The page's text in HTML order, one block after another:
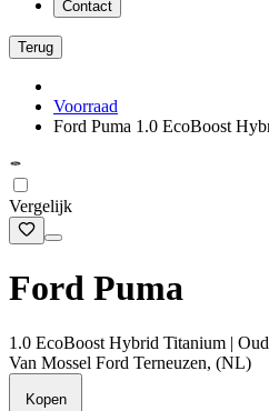
Contact
Terug
Voorraad
Ford Puma 1.0 EcoBoost
Vergelijk
Ford Puma
1.0 EcoBoost Hybrid Titanium |
Van Mossel Ford Terneuzen, (NL)
Kopen